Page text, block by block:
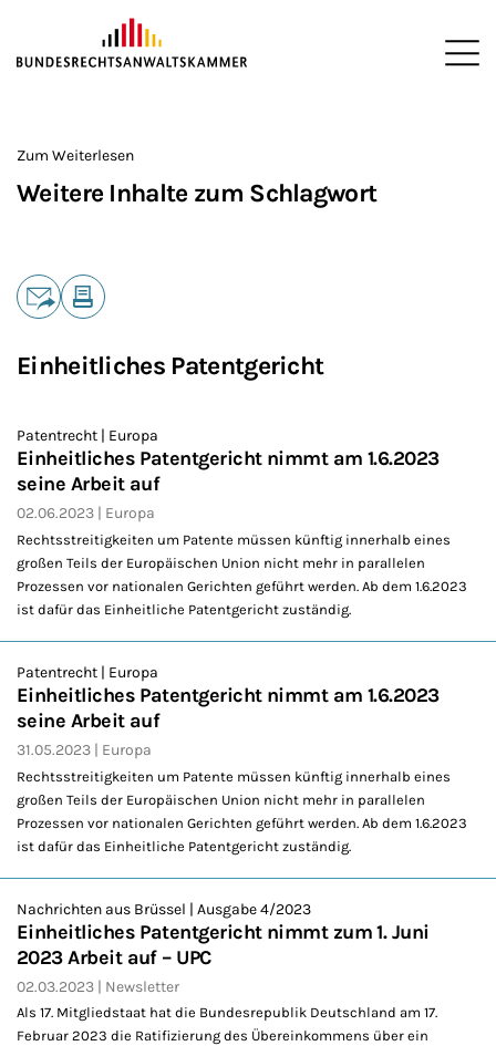
ZUM HAUPTINHALT SPRINGEN
Zum Weiterlesen
Weitere Inhalte zum Schlagwort
Teilen
Einheitliches Patentgericht
Patentrecht | Europa
Einheitliches Patentgericht nimmt am 1.6.2023
seine Arbeit auf
02.06.2023 Europa
Rechtsstreitigkeiten um Patente müssen künftig innerhalb eines
großen Teils der Europäischen Union nicht mehr in parallelen
Prozessen vor nationalen Gerichten geführt werden. Ab dem 1.6.2023
ist dafür das Einheitliche Patentgericht zuständig.
Patentrecht | Europa
Einheitliches Patentgericht nimmt am 1.6.2023
seine Arbeit auf
31.05.2023 Europa
Rechtsstreitigkeiten um Patente müssen künftig innerhalb eines
großen Teils der Europäischen Union nicht mehr in parallelen
Prozessen vor nationalen Gerichten geführt werden. Ab dem 1.6.2023
ist dafür das Einheitliche Patentgericht zuständig.
Nachrichten aus Brüssel | Ausgabe 4/2023
Einheitliches Patentgericht nimmt zum 1. Juni
2023 Arbeit auf – UPC
02.03.2023 Newsletter
Als 17. Mitgliedstaat hat die Bundesrepublik Deutschland am 17.
Februar 2023 die Ratifizierung des Übereinkommens über ein